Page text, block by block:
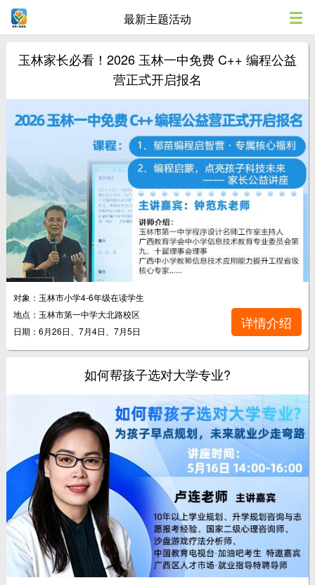
最新主题活动
玉林家长必看！2026 玉林一中免费 C++ 编程公益
营正式开启报名
详情介绍
对象：玉林市小学4-6年级在读学生
地点：玉林市第一中学大北路校区
日期：6月26日、7月4日、7月5日
如何帮孩子选对大学专业?